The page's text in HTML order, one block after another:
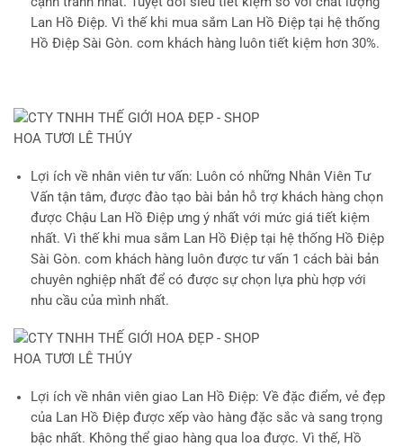
Lan Hồ Điệp. Vì thế khi mua sắm Lan Hồ Điệp tại hệ thống
Hồ Điệp Sài Gòn. com khách hàng luôn tiết kiệm hơn 30%.
Lợi ích về nhân viên tư vấn: Luôn có những Nhân Viên Tư
Vấn tận tâm, được đào tạo bài bản hỗ trợ khách hàng chọn
được Chậu Lan Hồ Điệp ưng ý nhất với mức giá tiết kiệm
nhất. Vì thế khi mua sắm Lan Hồ Điệp tại hệ thống Hồ Điệp
Sài Gòn. com khách hàng luôn được tư vấn 1 cách bài bản
chuyên nghiệp nhất để có được sự chọn lựa phù hợp với
nhu cầu của mình nhất.
Lợi ích về nhân viên giao Lan Hồ Điệp: Về đặc điểm, vẻ đẹp
của Lan Hồ Điệp được xếp vào hàng đặc sắc và sang trọng
bậc nhất. Không thể giao hàng qua loa được. Vì thế, Hồ